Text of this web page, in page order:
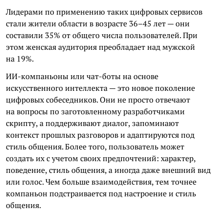
Лидерами по применению таких цифровых сервисов
стали жители области в возрасте 36–45 лет — они
составили 35% от общего числа пользователей. При
этом женская аудитория преобладает над мужской
на 19%.
ИИ-компаньоны или чат-боты на основе
искусственного интеллекта — это новое поколение
цифровых собеседников. Они не просто отвечают
на вопросы по заготовленному разработчиками
скрипту, а поддерживают диалог, запоминают
контекст прошлых разговоров и адаптируются под
стиль общения. Более того, пользователь может
создать их с учетом своих предпочтений: характер,
поведение, стиль общения, а иногда даже внешний вид
или голос. Чем больше взаимодействия, тем точнее
компаньон подстраивается под настроение и стиль
общения.